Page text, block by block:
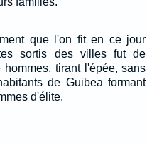
que l'on fit en ce jour
sortis des villes fut de
tirant l'épée, sans
de Guibea formant
d'élite.